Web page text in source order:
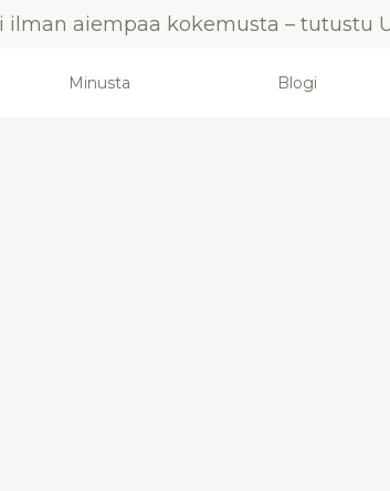
aiempaa kokemusta – tutustu
Minusta Blogi